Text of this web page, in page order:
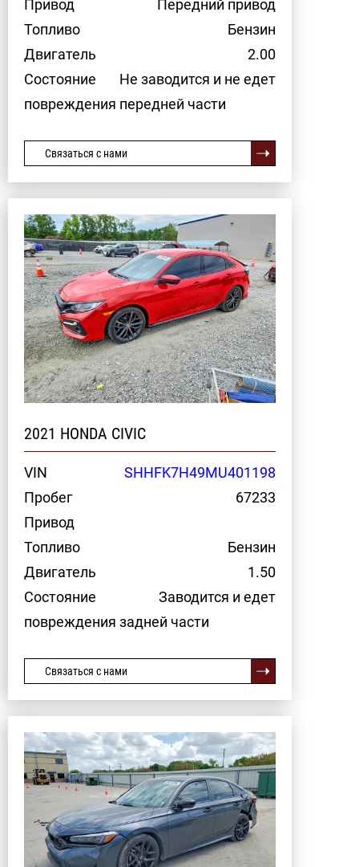
Привод
Передний привод
Топливо
Бензин
Двигатель
2.00
Состояние
Не заводится и не едет
повреждения передней части
Связаться с нами
2021 HONDA CIVIC
VIN
SHHFK7H49MU401198
Пробег
67233
Привод
Топливо
Бензин
Двигатель
1.50
Состояние
Заводится и едет
повреждения задней части
Связаться с нами